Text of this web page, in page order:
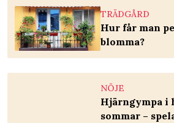
TRÄDGÅRD
Hur får man
blomma?
NÖJE
Hjärngympa i
sommar –